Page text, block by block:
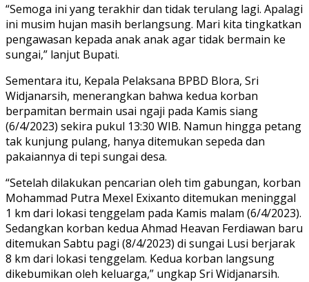
“Semoga ini yang terakhir dan tidak terulang lagi. Apalagi
ini musim hujan masih berlangsung. Mari kita tingkatkan
pengawasan kepada anak anak agar tidak bermain ke
sungai,” lanjut Bupati.
Sementara itu, Kepala Pelaksana BPBD Blora, Sri
Widjanarsih, menerangkan bahwa kedua korban
berpamitan bermain usai ngaji pada Kamis siang
(6/4/2023) sekira pukul 13:30 WIB. Namun hingga petang
tak kunjung pulang, hanya ditemukan sepeda dan
pakaiannya di tepi sungai desa.
“Setelah dilakukan pencarian oleh tim gabungan, korban
Mohammad Putra Mexel Exixanto ditemukan meninggal
1 km dari lokasi tenggelam pada Kamis malam (6/4/2023).
Sedangkan korban kedua Ahmad Heavan Ferdiawan baru
ditemukan Sabtu pagi (8/4/2023) di sungai Lusi berjarak
8 km dari lokasi tenggelam. Kedua korban langsung
dikebumikan oleh keluarga,” ungkap Sri Widjanarsih.